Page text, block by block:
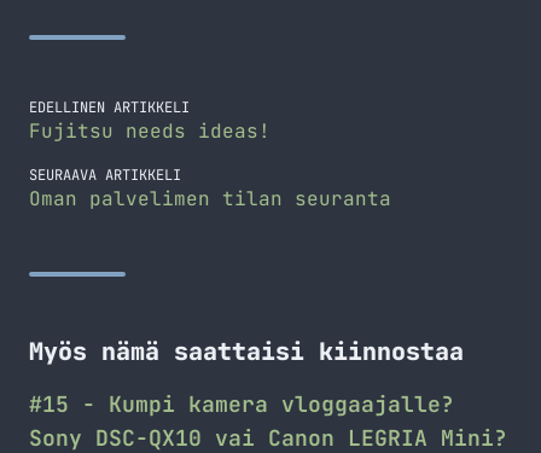
EDELLINEN ARTIKKELI
Fujitsu needs ideas!
SEURAAVA ARTIKKELI
Oman palvelimen tilan seuranta
Myös nämä saattaisi kiinnostaa
#15 - Kumpi kamera vloggaajalle?
Sony DSC-QX10 vai Canon LEGRIA Mini?